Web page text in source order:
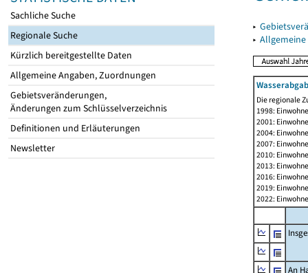
Sachliche Suche
Regionale Suche
Kürzlich bereitgestellte Daten
Allgemeine Angaben, Zuordnungen
Gebietsveränderungen,
Änderungen zum Schlüsselverzeichnis
Definitionen und Erläuterungen
Newsletter
▸
▸
Die regionale
1998:
2001:
2004:
2007:
2010:
2013:
2016:
2019:
2022:
An